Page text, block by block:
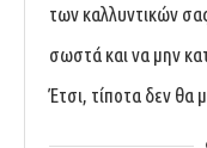
των καλλυντικών
σωστά και να μην
Έτσι, τίποτα δεν θα